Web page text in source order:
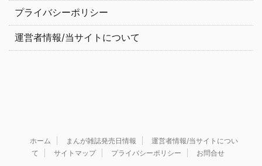
プライバシーポリシー
運営者情報/当サイトについて
ホーム まんが雑誌発売日情報
運営者情報/当サイトについ
て
サイトマップ プライバシーポリシー お問合せ